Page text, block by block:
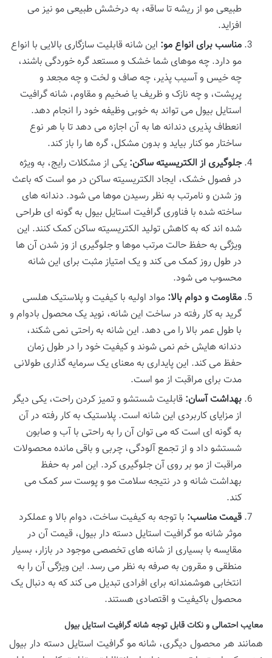
طبیعی مو از ریشه تا ساقه، به درخشش طبیعی مو نیز می
افزاید.
مناسب برای انواع مو: این شانه قابلیت سازگاری بالایی با انواع
مو دارد. چه موهای شما خشک و مستعد گره خوردگی باشند،
چه خیس و آسیب پذیر، چه صاف و لخت و چه مجعد و
پرپشت، و چه نازک و ظریف یا ضخیم و مقاوم، شانه گرافیت
استایل بیول می تواند به خوبی وظیفه خود را انجام دهد.
انعطاف پذیری دندانه ها به آن اجازه می دهد تا با هر نوع
ساختار مو کنار بیاید و بدون مشکل، گره ها را باز کند.
جلوگیری از الکتریسیته ساکن: یکی از مشکلات رایج، به ویژه
در فصول خشک، ایجاد الکتریسیته ساکن در مو است که باعث
وز شدن و نامرتب به نظر رسیدن موها می شود. دندانه های
ساخته شده با فناوری گرافیت استایل بیول به گونه ای طراحی
شده اند که به کاهش تولید الکتریسیته ساکن کمک کنند. این
ویژگی به حفظ حالت مرتب موها و جلوگیری از وز شدن آن ها
در طول روز کمک می کند و یک امتیاز مثبت برای این شانه
محسوب می شود.
مقاومت و دوام بالا: مواد اولیه با کیفیت و پلاستیک هلسی
گرید به کار رفته در ساخت این شانه، نوید یک محصول بادوام و
با طول عمر بالا را می دهد. این شانه به راحتی نمی شکند،
دندانه هایش خم نمی شوند و کیفیت خود را در طول زمان
حفظ می کند. این پایداری به معنای یک سرمایه گذاری طولانی
مدت برای مراقبت از مو است.
بهداشت آسان: قابلیت شستشو و تمیز کردن راحت، یکی دیگر
از مزایای کاربردی این شانه است. پلاستیک به کار رفته در آن
به گونه ای است که می توان آن را به راحتی با آب و صابون
شستشو داد و از تجمع آلودگی، چربی و باقی مانده محصولات
مراقبت از مو بر روی آن جلوگیری کرد. این امر به حفظ
بهداشت شانه و در نتیجه سلامت مو و پوست سر کمک می
کند.
قیمت مناسب: با توجه به کیفیت ساخت، دوام بالا و عملکرد
موثر شانه مو گرافیت استایل دسته دار بیول، قیمت آن در
مقایسه با بسیاری از شانه های تخصصی موجود در بازار، بسیار
منطقی و مقرون به صرفه به نظر می رسد. این ویژگی آن را به
انتخابی هوشمندانه برای افرادی تبدیل می کند که به دنبال یک
محصول باکیفیت و اقتصادی هستند.
معایب احتمالی و نکات قابل توجه شانه گرافیت استایل بیول
همانند هر محصول دیگری، شانه مو گرافیت استایل دسته دار بیول